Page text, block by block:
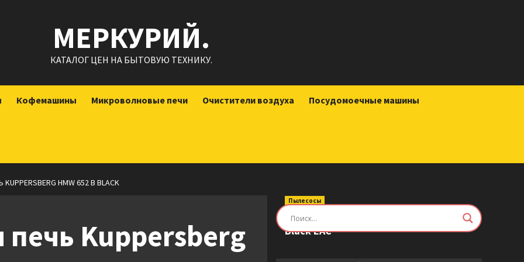
МЕРКУРИЙ.
КАТАЛОГ ЦЕН НА БЫТОВУЮ ТЕХНИКУ.
Кофемашины Микроволновые печи Очистители воздуха Посудомоечные машины
HMW 652 B BLACK
Kuppersberg
Пылесосы
Робот-пылесос Roborock Saros Z70
Black EAC